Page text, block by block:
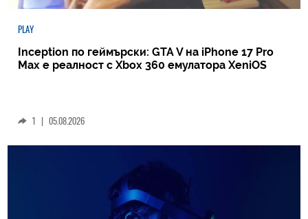
PLAY
Inception по геймърски: GTA V на iPhone 17 Pro
Max е реалност с Xbox 360 емулатора XeniOS
1 | 05.08.2026